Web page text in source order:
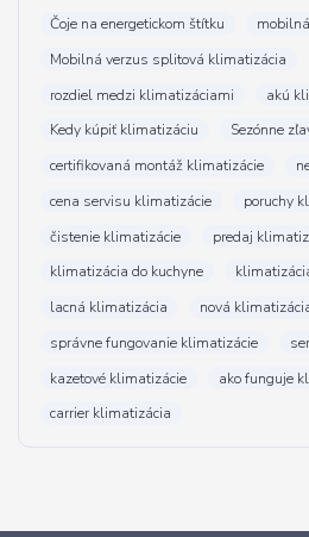
Čoje na energetickom štítku
Mobilná verzus splitová klimatizácia
rozdiel medzi klimatizáciami
akú
Kedy kúpiť klimatizáciu
Sezónne
certifikovaná montáž klimatizácie
cena servisu klimatizácie
poruchy
čistenie klimatizácie
predaj
klimatizácia do kuchyne
lacná klimatizácia
nová
správne fungovanie klimatizácie
kazetové klimatizácie
ako funguje
carrier klimatizácia